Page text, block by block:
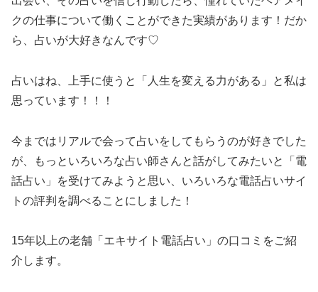
クの仕事について働くことができた実績があります！だか
ら、占いが大好きなんです♡
占いはね、上手に使うと「人生を変える力がある」と私は
思っています！！！
今まではリアルで会って占いをしてもらうのが好きでした
が、もっといろいろな占い師さんと話がしてみたいと「電
話占い」を受けてみようと思い、いろいろな電話占いサイ
トの評判を調べることにしました！
15年以上の老舗「エキサイト電話占い」の口コミをご紹
介します。